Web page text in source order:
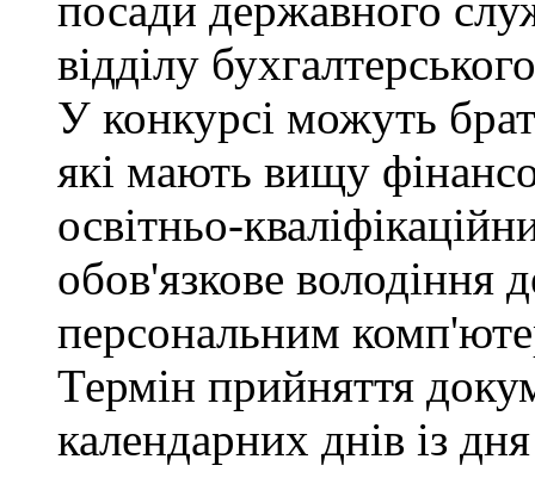
відділу
У конкурсі можуть
які мають вищу
освітньо-
обов'язкове
персональним
Термін прийняття
календарних днів із